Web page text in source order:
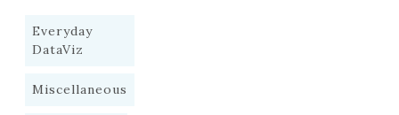
Everyday
DataViz
Miscellaneous